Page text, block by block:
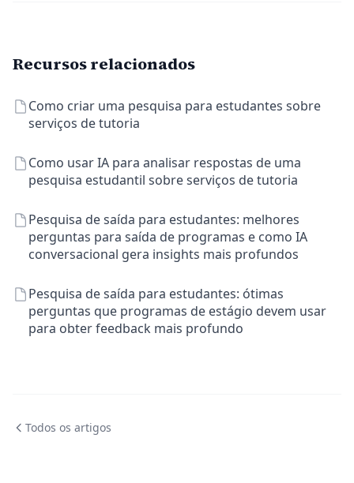
Recursos relacionados
Como criar uma pesquisa para estudantes sobre
serviços de tutoria
Como usar IA para analisar respostas de uma
pesquisa estudantil sobre serviços de tutoria
Pesquisa de saída para estudantes: melhores
perguntas para saída de programas e como IA
conversacional gera insights mais profundos
Pesquisa de saída para estudantes: ótimas
perguntas que programas de estágio devem usar
para obter feedback mais profundo
Todos os artigos